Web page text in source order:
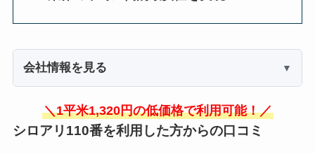
会社情報を見る
＼1平米1,320円の低価格で利用可能！／
シロアリ110番を利用した方からの口コミ